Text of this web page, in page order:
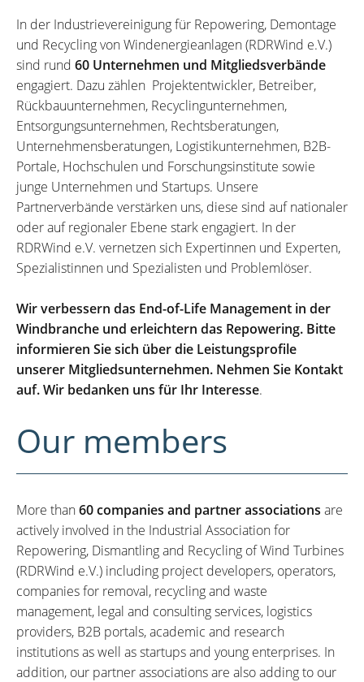
In der Industrievereinigung für Repowering, Demontage
und Recycling von Windenergieanlagen (RDRWind e.V.)
sind rund 60 Unternehmen und Mitgliedsverbände
engagiert. Dazu zählen Projektentwickler, Betreiber,
Rückbauunternehmen, Recyclingunternehmen,
Entsorgungsunternehmen, Rechtsberatungen,
Unternehmensberatungen, Logistikunternehmen, B2B-
Portale, Hochschulen und Forschungsinstitute sowie
junge Unternehmen und Startups. Unsere
Partnerverbände verstärken uns, diese sind auf nationaler
oder auf regionaler Ebene stark engagiert. In der
RDRWind e.V. vernetzen sich Expertinnen und Experten,
Spezialistinnen und Spezialisten und Problemlöser.
Wir verbessern das End-of-Life Management in der
Windbranche und erleichtern das Repowering. Bitte
informieren Sie sich über die Leistungsprofile
unserer Mitgliedsunternehmen. Nehmen Sie Kontakt
auf. Wir bedanken uns für Ihr Interesse.
Our members
More than60 companies and partner associations are
actively involved in the Industrial Association for
Repowering, Dismantling and Recycling of Wind Turbines
(RDRWind e.V.) including project developers, operators,
companies for removal, recycling and waste
management, legal and consulting services, logistics
providers, B2B portals, academic and research
institutions as well as startups and young enterprises. In
addition, our partner associations are also adding to our